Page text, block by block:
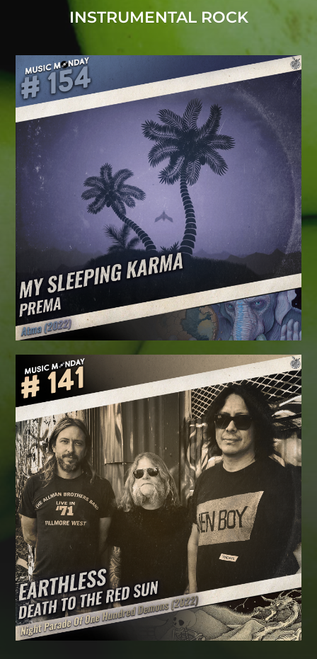
INSTRUMENTAL ROCK